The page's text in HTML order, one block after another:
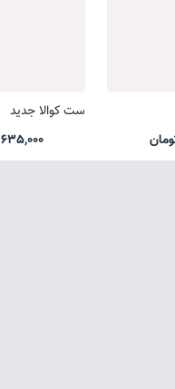
ست کوالا جدید
635,000 تومان